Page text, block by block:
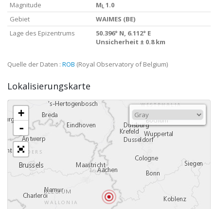
Magnitude
M L 1.0
Gebiet
WAIMES (BE)
Lage des Epizentrums
50.396° N, 6.112° E
Unsicherheit ± 0.8 km
Quelle der Daten : ROB (Royal Observatory of Belgium)
Lokalisierungskarte
+
-